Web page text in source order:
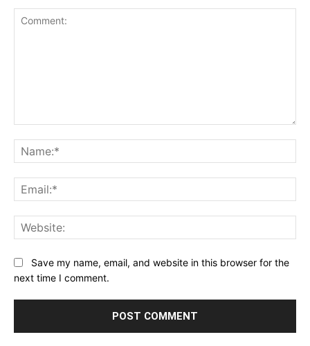
Save my name, email, and website in this browser for the
next time I comment.